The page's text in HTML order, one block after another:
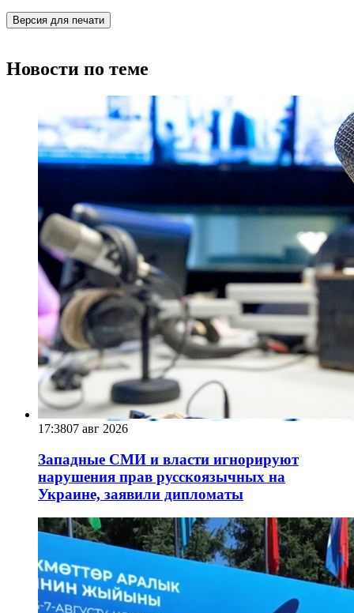
Версия для печати
Новости по теме
17:3807 авг 2026
Западные СМИ и власти игнорируют
нарушения прав русскоязычных на
Украине, заявили дипломаты